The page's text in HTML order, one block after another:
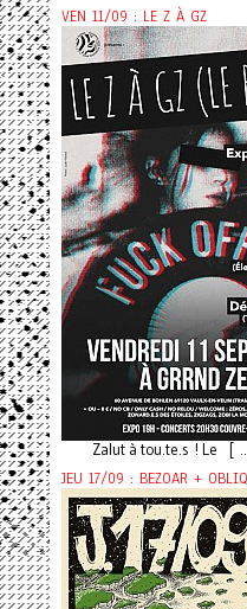
VEN 11/09 : LE Z À GZ
Zalut à tou.te.s ! Le [ ...
JEU 17/09 : BEZOAR +